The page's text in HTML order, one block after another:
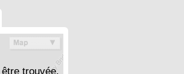
trouvée.